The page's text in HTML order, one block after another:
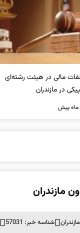
فدراسیون کبدی
شد
مازندران
مازندران شناسه خبر: 57031